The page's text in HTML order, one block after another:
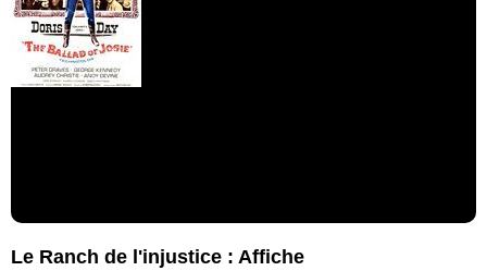
Le Ranch de l'injustice : Affiche